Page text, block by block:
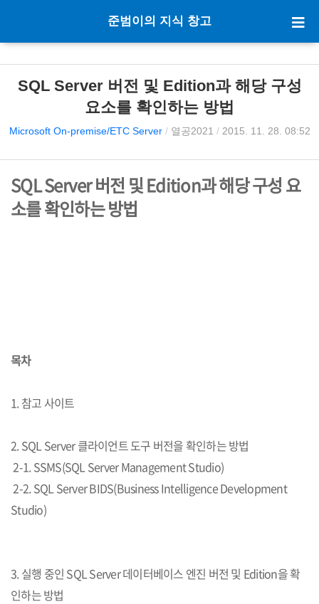
준범이의 지식 창고
SQL Server 버전 및 Edition과 해당 구성
요소를 확인하는 방법
Microsoft On-premise/ETC Server / 열공2021 / 2015. 11. 28. 08:52
SQL Server 버전 및 Edition과 해당 구성 요
소를 확인하는 방법
목차
1. 참고 사이트
2. SQL Server 클라이언트 도구 버전을 확인하는 방법
2-1. SSMS(SQL Server Management Studio)
2-2. SQL Server BIDS(Business Intelligence Development
Studio)
3. 실행 중인 SQL Server 데이터베이스 엔진 버전 및 Edition을 확
인하는 방법